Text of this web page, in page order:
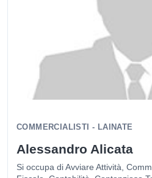
COMMERCIALISTI - LAINATE
Alessandro Alicata
Si occupa di Avviare Attività,